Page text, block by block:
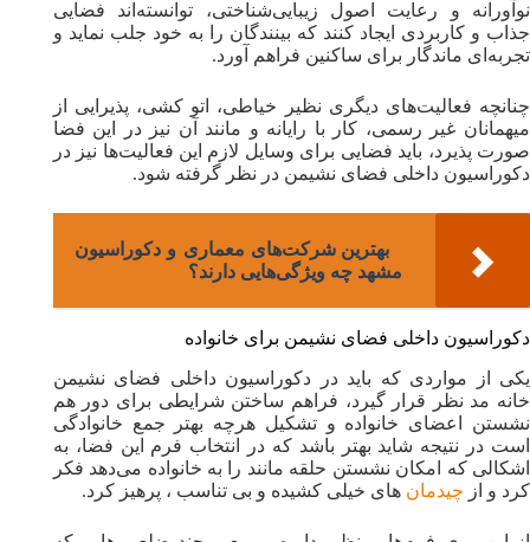
نوآورانه و رعایت اصول زیبایی‌شناختی، توانسته‌اند فضایی
جذاب و کاربردی ایجاد کنند که بینندگان را به خود جلب نماید و
تجربه‌ای ماندگار برای ساکنین فراهم آورد.
چنانچه فعالیت‌های دیگری نظیر خیاطی، اتو کشی، پذیرایی از
میهمانان غیر رسمی، کار با رایانه و مانند آن نیز در این فضا
صورت پذیرد، باید فضایی برای وسایل لازم این فعالیت‌ها نیز در
دکوراسیون داخلی فضای نشیمن در نظر گرفته شود.
بهترین شرکت‌های معماری و دکوراسیون
مشهد چه ویژگی‌هایی دارند؟
دکوراسیون داخلی فضای نشیمن برای خانواده
یکی از مواردی که باید در دکوراسیون داخلی فضای نشیمن
خانه مد نظر قرار گیرد، فراهم ساختن شرایطی برای دور هم
نشستن اعضای خانواده و تشکیل هرچه بهتر جمع خانوادگی
است در نتیجه شاید بهتر باشد که در انتخاب فرم این فضا، به
اشکالی که امکان نشستن حلقه مانند را به خانواده می‌دهد فکر
کرد و از چیدمان های خیلی کشیده و بی تناسب ، پرهیز کرد.